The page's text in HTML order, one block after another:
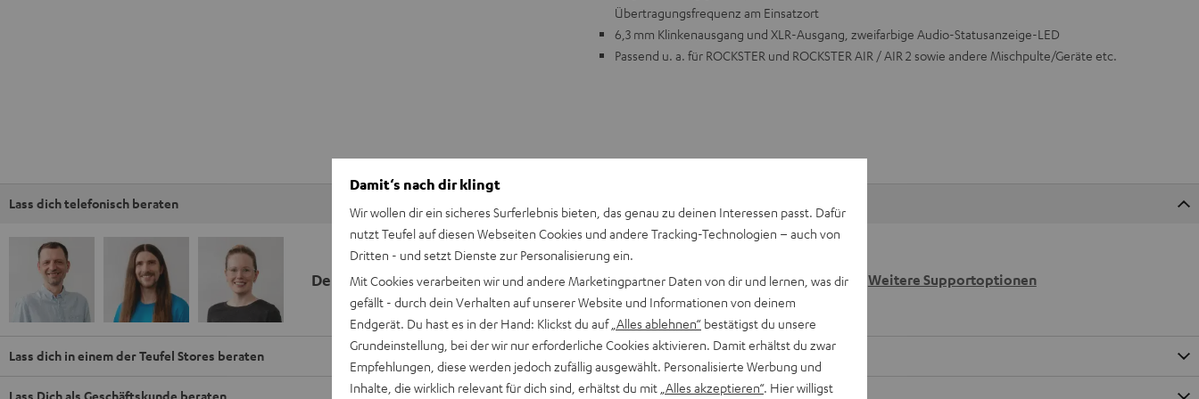
Übertragungsfrequenz am Einsatzort
6,3 mm Klinkenausgang und XLR-Ausgang, zweifarbige Audio-Statusanzeige-LED
Passend u. a. für ROCKSTER und ROCKSTER AIR / AIR 2 sowie andere Mischpulte/Geräte etc.
Lass dich telefonisch beraten
Deine Kaufberatung
Keinen Store in der Nähe? Kein Problem, wir
beraten dich auch persönlich am Telefon.
Hier Termin buchen
Weitere Supportoptionen
Lass dich in einem der Teufel Stores beraten
Damit‘s nach dir klingt
Wir wollen dir ein sicheres Surferlebnis bieten, das genau zu deinen Interessen passt. Dafür
nutzt Teufel auf diesen Webseiten Cookies und andere Tracking-Technologien – auch von
Dritten - und setzt Dienste zur Personalisierung ein.
Mit Cookies verarbeiten wir und andere Marketingpartner Daten von dir und lernen, was dir
gefällt - durch dein Verhalten auf unserer Website und Informationen von deinem
Endgerät. Du hast es in der Hand: Klickst du auf „Alles ablehnen“ bestätigst du unsere
Grundeinstellung, bei der wir nur erforderliche Cookies aktivieren. Damit erhältst du zwar
Empfehlungen, diese werden jedoch zufällig ausgewählt. Personalisierte Werbung und
Inhalte, die wirklich relevant für dich sind, erhältst du mit „Alles akzeptieren“. Hier willigst